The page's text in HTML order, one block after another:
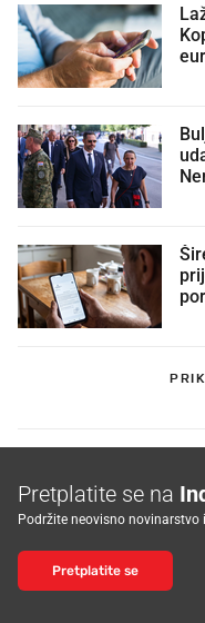
Pretplatite se na
Podržite neovisno novinarstvo
Pretplatite se